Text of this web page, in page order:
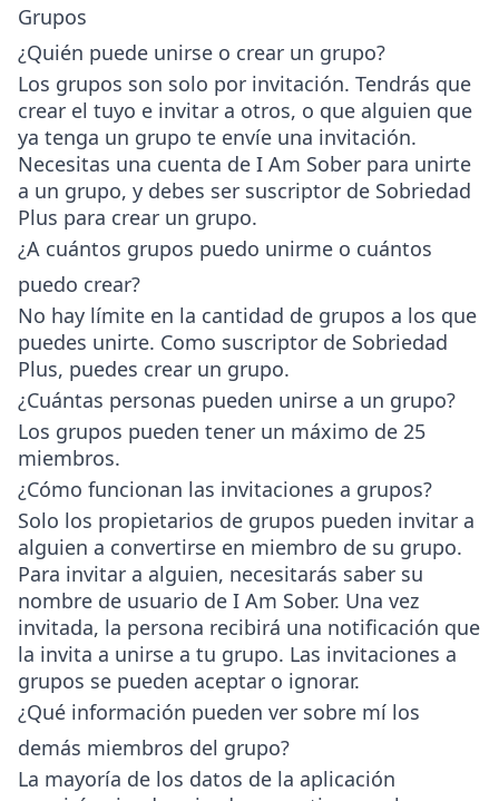
Grupos
¿Quién puede unirse o crear un grupo?
Los grupos son solo por invitación. Tendrás que
crear el tuyo e invitar a otros, o que alguien que
ya tenga un grupo te envíe una invitación.
Necesitas una cuenta de I Am Sober para unirte
a un grupo, y debes ser suscriptor de Sobriedad
Plus para crear un grupo.
¿A cuántos grupos puedo unirme o cuántos
puedo crear?
No hay límite en la cantidad de grupos a los que
puedes unirte. Como suscriptor de Sobriedad
Plus, puedes crear un grupo.
¿Cuántas personas pueden unirse a un grupo?
Los grupos pueden tener un máximo de 25
miembros.
¿Cómo funcionan las invitaciones a grupos?
Solo los propietarios de grupos pueden invitar a
alguien a convertirse en miembro de su grupo.
Para invitar a alguien, necesitarás saber su
nombre de usuario de I Am Sober. Una vez
invitada, la persona recibirá una notificación que
la invita a unirse a tu grupo. Las invitaciones a
grupos se pueden aceptar o ignorar.
¿Qué información pueden ver sobre mí los
demás miembros del grupo?
La mayoría de los datos de la aplicación